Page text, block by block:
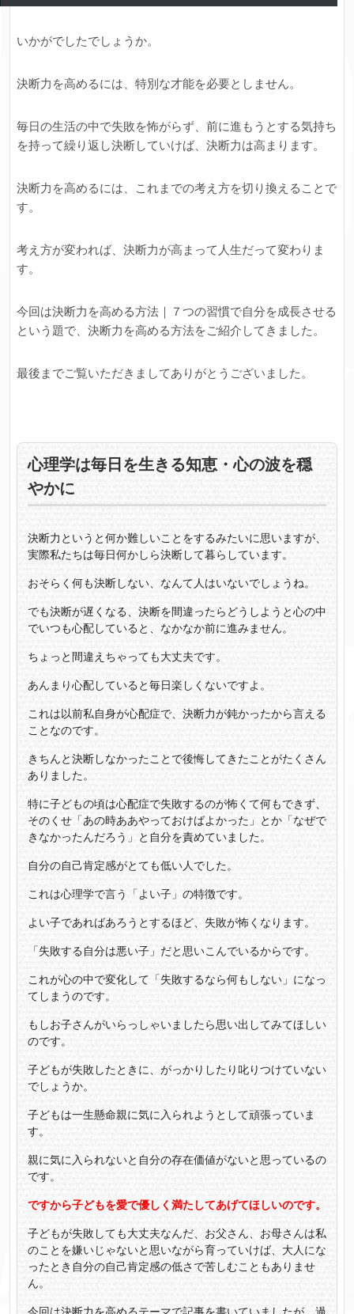
いかがでしたでしょうか。
決断力を高めるには、特別な才能を必要としません。
毎日の生活の中で失敗を怖がらず、前に進もうとする気持ち
を持って繰り返し決断していけば、決断力は高まります。
決断力を高めるには、これまでの考え方を切り換えることで
す。
考え方が変われば、決断力が高まって人生だって変わりま
す。
今回は決断力を高める方法｜７つの習慣で自分を成長させる
という題で、決断力を高める方法をご紹介してきました。
最後までご覧いただきましてありがとうございました。
心理学は毎日を生きる知恵・心の波を穏
やかに
決断力というと何か難しいことをするみたいに思いますが、
実際私たちは毎日何かしら決断して暮らしています。
おそらく何も決断しない、なんて人はいないでしょうね。
でも決断が遅くなる、決断を間違ったらどうしようと心の中
でいつも心配していると、なかなか前に進みません。
ちょっと間違えちゃっても大丈夫です。
あんまり心配していると毎日楽しくないですよ。
これは以前私自身が心配症で、決断力が鈍かったから言える
ことなのです。
きちんと決断しなかったことで後悔してきたことがたくさん
ありました。
特に子どもの頃は心配症で失敗するのが怖くて何もできず、
そのくせ「あの時ああやっておけばよかった」とか「なぜで
きなかったんだろう」と自分を責めていました。
自分の自己肯定感がとても低い人でした。
これは心理学で言う「よい子」の特徴です。
よい子であればあろうとするほど、失敗が怖くなります。
「失敗する自分は悪い子」だと思いこんでいるからです。
これが心の中で変化して「失敗するなら何もしない」になっ
てしまうのです。
もしお子さんがいらっしゃいましたら思い出してみてほしい
のです。
子どもが失敗したときに、がっかりしたり叱りつけていない
でしょうか。
子どもは一生懸命親に気に入られようとして頑張っていま
す。
親に気に入られないと自分の存在価値がないと思っているの
です。
ですから子どもを愛で優しく満たしてあげてほしいのです。
子どもが失敗しても大丈夫なんだ、お父さん、お母さんは私
のことを嫌いじゃないと思いながら育っていけば、大人にな
ったとき自分の自己肯定感の低さで苦しむこともありませ
ん。